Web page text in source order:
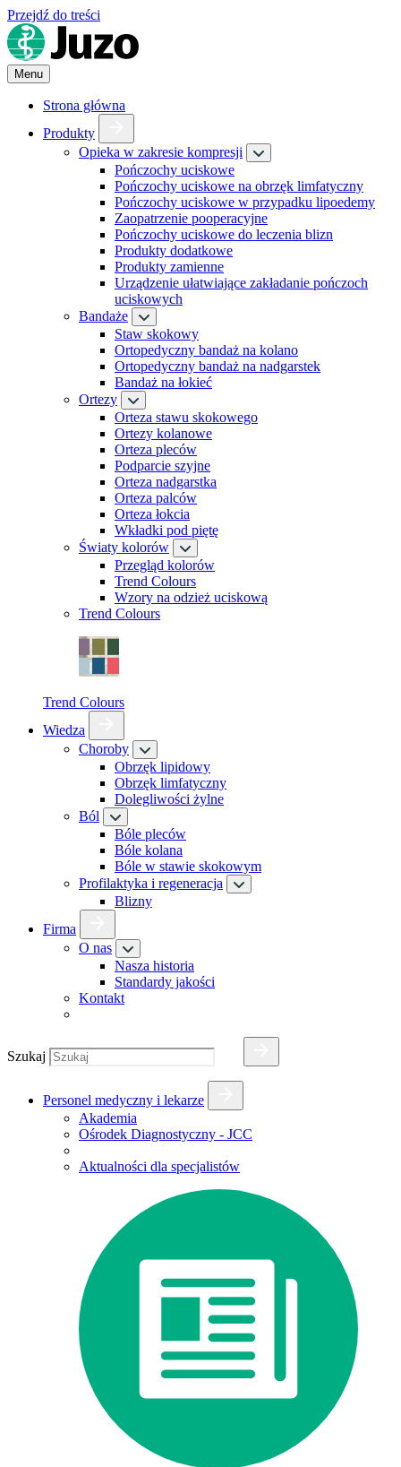
Przejdź do treści
Menu
Strona główna
Produkty
Opieka w zakresie kompresji
Pończochy uciskowe
Pończochy uciskowe na obrzęk limfatyczny
Pończochy uciskowe w przypadku lipoedemy
Zaopatrzenie pooperacyjne
Pończochy uciskowe do leczenia blizn
Produkty dodatkowe
Produkty zamienne
Urządzenie ułatwiające zakładanie pończoch
uciskowych
Bandaże
Staw skokowy
Ortopedyczny bandaż na kolano
Ortopedyczny bandaż na nadgarstek
Bandaż na łokieć
Ortezy
Orteza stawu skokowego
Ortezy kolanowe
Orteza pleców
Podparcie szyjne
Orteza nadgarstka
Orteza palców
Orteza łokcia
Wkładki pod piętę
Światy kolorów
Przegląd kolorów
Trend Colours
Wzory na odzież uciskową
Trend Colours
Trend Colours
Wiedza
Choroby
Obrzęk lipidowy
Obrzęk limfatyczny
Dolegliwości żylne
Ból
Bóle pleców
Bóle kolana
Bóle w stawie skokowym
Profilaktyka i regeneracja
Blizny
Firma
O nas
Nasza historia
Standardy jakości
Kontakt
Szukaj
Personel medyczny i lekarze
Akademia
Ośrodek Diagnostyczny - JCC
Aktualności dla specjalistów